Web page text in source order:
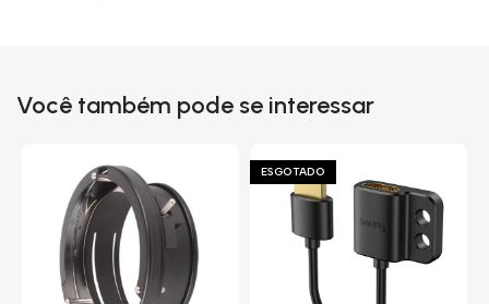
Você também pode se interessar
ESGOTADO